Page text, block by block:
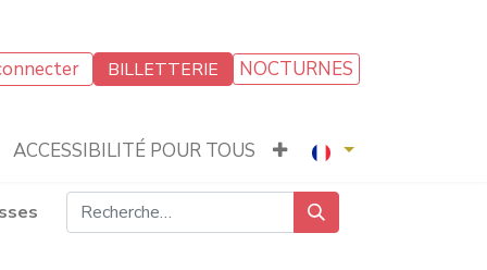
BILLETTERIE NOCTURNES
ACCESSIBILITÉ POUR TOUS